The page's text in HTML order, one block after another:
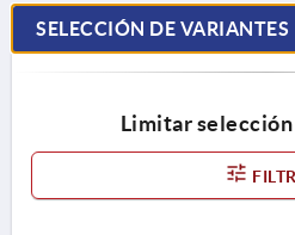
SELECCIÓN DE VARIANTES
Limitar